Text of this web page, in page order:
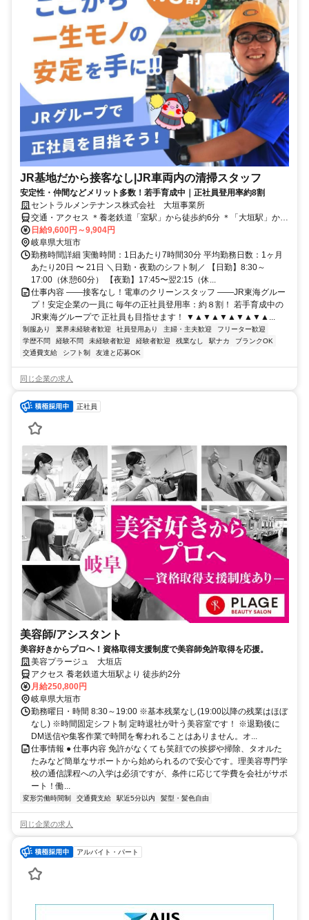
JR基地だから接客なし|JR車両内の清掃スタッフ
安定性・仲間などメリット多数！若手育成中｜正社員登用率約8割
セントラルメンテナンス株式会社 大垣事業所
交通・アクセス ＊養老鉄道「室駅」から徒歩約6分 ＊「大垣駅」から
１駅！ ＊東大垣駅・西大垣駅・美濃青柳駅・北大垣駅などからも通
いやすい！
日給9,600円～9,904円
岐阜県大垣市
勤務時間詳細 実働時間：1日あたり7時間30分 平均勤務日数：1ヶ月
あたり20日 〜 21日 ＼日勤・夜勤のシフト制／ 【日勤】8:30～
17:00（休憩60分） 【夜勤】17:45〜翌2:15（休...
仕事内容 ――接客なし！電車のクリーンスタッフ ――JR東海グルー
プ！安定企業の一員に 毎年の正社員登用率：約８割！ 若手育成中の
JR東海グループで 正社員も目指せます！ ▼▲▼▲▼▲▼▲▼▲...
制服あり 業界未経験者歓迎 社員登用あり 主婦・主夫歓迎
フリーター歓迎
学歴不問
経験不問 未経験者歓迎 経験者歓迎 残業なし 駅ナカ
ブランクOK
交通費支給
シフト制 友達と応募OK
同じ企業の求人
正社員
美容師/アシスタント
美容好きからプロへ！資格取得支援制度で美容師免許取得を応援。
美容プラージュ 大垣店
アクセス 養老鉄道大垣駅より 徒歩約2分
月給250,800円
岐阜県大垣市
勤務曜日・時間 8:30～19:00 ※基本残業なし(19:00以降の残業はほぼ
なし) ※時間固定シフト制 定時退社が叶う美容室です！ ※退勤後に
DM送信や集客作業で時間を奪われることはありません。オ...
仕事情報 ● 仕事内容 免許がなくても笑顔での挨拶や掃除、タオルた
たみなど簡単なサポートから始められるので安心です。理美容専門学
校の通信課程への入学は必須ですが、条件に応じて学費を会社がサポ
ート！働...
変形労働時間制 交通費支給 駅近5分以内 髪型・髪色自由
同じ企業の求人
アルバイト・パート